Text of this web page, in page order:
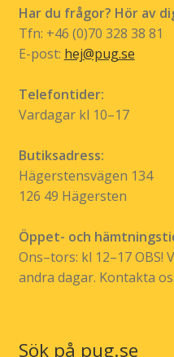
Har du frågor? Hör av
Tfn: +46 (0)70 328 38 81
E-post: hej@pug.se
Telefontider:
Vardagar kl 10–17
Butiksadress:
Hägerstensvägen 134
126 49 Hägersten
Öppet- och
Ons–tors: kl 12–17 OBS!
andra dagar. Kontakta
Sök på pug.se